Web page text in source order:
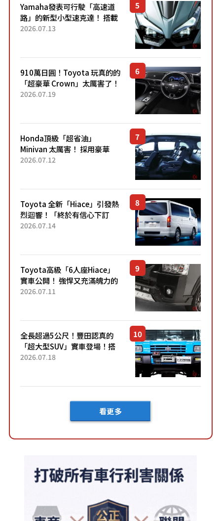
Yamaha發表可行駛「高速道
路」的新型小型速克達！ 搭載
能享受超強勁「渦輪感」的動
2026.07.13
910萬日圓！Toyota 玩真的的
「超豪華 Crown」太厲害了！
採用由「匠人技藝」打造的
2026.07.19
Honda頂級「超省油」
Minivan 太厲害！ 採用豪華
「真皮座椅」與專屬「黑色內
「三...
2026.07.12
Toyota 全新「Hiace」引發熱
烈迴響！「終於有信心下訂
了！」「哪個等級交車最
車？...
2026.07.14
Toyota高級「6人座Hiace」
實車公開！ 強悍又充滿魄力的
「全黑設計」搭配特別「豪華
2026.07.11
全長超過5公尺！豐田認真的
「超大型SUV」實車登場！搭
載後輪也會轉向的「四輪轉
「Mega C...
2026.07.18
看更多